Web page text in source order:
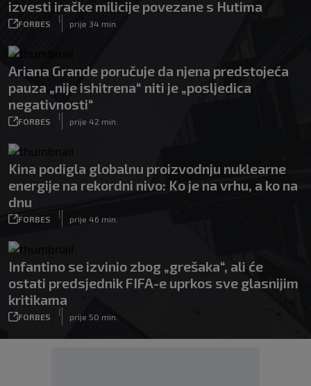
izvesti iračke milicije povezane s Hutima
FORBES
|
prije 34 min.
Ariana Grande poručuje da njena predstojeća
pauza „nije ishitrena“ niti je „posljedica
negativnosti“
FORBES
|
prije 42 min.
Kina podigla globalnu proizvodnju nuklearne
energije na rekordni nivo: Ko je na vrhu, a ko na
dnu
FORBES
|
prije 46 min.
Infantino se izvinio zbog „grešaka“, ali će
ostati predsjednik FIFA-e uprkos sve glasnijim
kritikama
FORBES
|
prije 50 min.